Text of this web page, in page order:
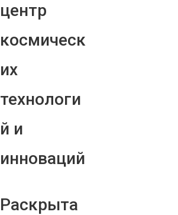
центр
космическ
их
технологи
й и
инноваций
Раскрыта